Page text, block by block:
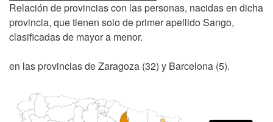
Relación de provincias con las personas, nacidas en dicha
provincia, que tienen solo de primer apellido Sango,
clasificadas de mayor a menor.
en las provincias de Zaragoza (32) y Barcelona (5).